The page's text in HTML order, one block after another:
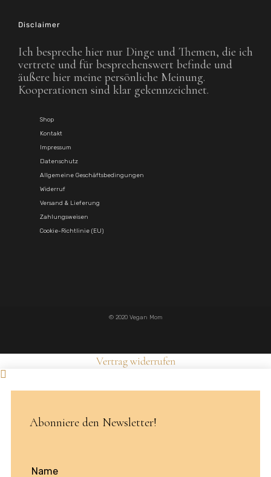
Disclaimer
Ich bespreche hier nur Dinge und Themen, die ich
vertrete und für besprechenswert befinde und
äußere hier meine persönliche Meinung.
Kooperationen sind klar gekennzeichnet.
Shop
Kontakt
Impressum
Datenschutz
Allgemeine Geschäftsbedingungen
Widerruf
Versand & Lieferung
Zahlungsweisen
Cookie-Richtlinie (EU)
© 2020 Vegan Mom
Vertrag widerrufen
Abonniere den Newsletter!
Name